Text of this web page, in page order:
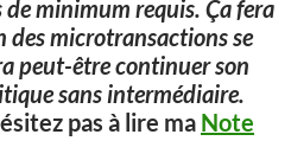
de minimum requis. Ça fera
des microtransactions se
peut-être continuer son
sans intermédiaire.
pas à lire ma Note